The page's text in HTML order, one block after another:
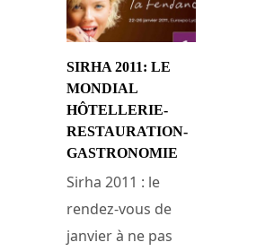
SIRHA 2011: LE
MONDIAL
HÔTELLERIE-
RESTAURATION-
GASTRONOMIE
Sirha 2011 : le
rendez-vous de
janvier à ne pas